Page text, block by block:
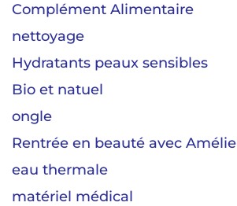
Complément Alimentaire
nettoyage
Hydratants peaux sensibles
Bio et natuel
ongle
Rentrée en beauté avec Amélie
eau thermale
matériel médical